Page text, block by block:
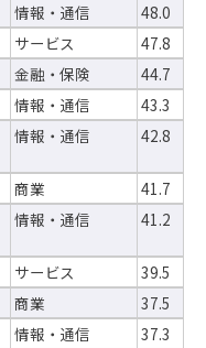
情報・通信
48.0
サービス
47.8
金融・保険
44.7
情報・通信
43.3
情報・通信 42.8
商業
41.7
情報・通信 41.2
サービス
39.5
商業
37.5
情報・通信
37.3